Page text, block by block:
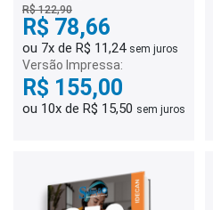
R$ 122,90
R$ 78,66
ou 7x de R$ 11,24 sem juros
Versão Impressa:
R$ 155,00
ou 10x de R$ 15,50 sem juros